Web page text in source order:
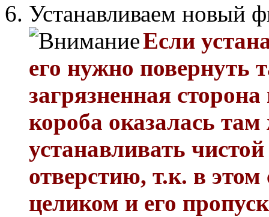
Устанавливаем новый
Если
его нужно повернуть
загрязненная
короба оказалась
устанавливать
отверстию, т.к. в этом
целиком и его